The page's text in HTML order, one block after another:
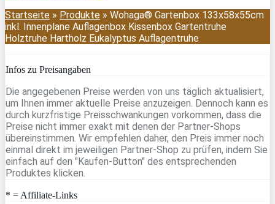
Startseite » Produkte » Wohaga® Gartenbox 133x58x55cm
inkl. Innenplane Auflagenbox Kissenbox Gartentruhe
Holztruhe Hartholz Eukalyptus Auflagentruhe
Infos zu Preisangaben
Die angegebenen Preise werden von uns täglich aktualisiert,
um Ihnen immer aktuelle Preise anzuzeigen. Dennoch kann es
durch kurzfristige Preisschwankungen vorkommen, dass die
Preise nicht immer exakt mit denen der Partner-Shops
übereinstimmen. Wir empfehlen daher, den Preis immer noch
einmal direkt im jeweiligen Partner-Shop zu prüfen, indem Sie
einfach auf den "Kaufen-Button" des entsprechenden
Produktes klicken.
* = Affiliate-Links